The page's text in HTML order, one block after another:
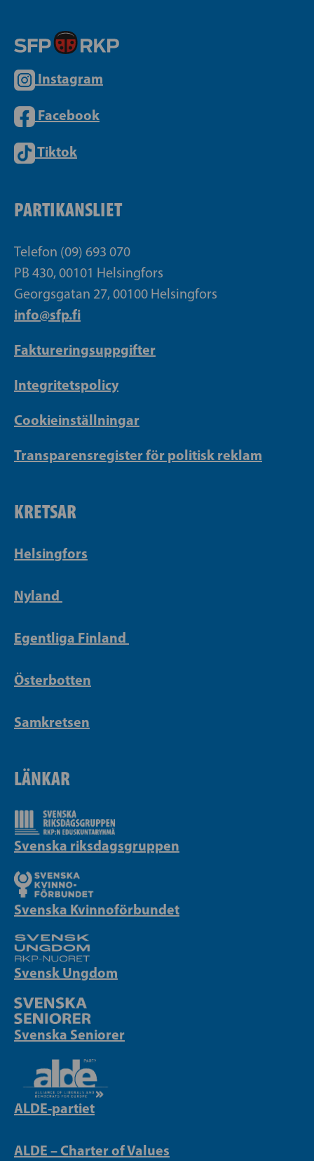
Instagram
Facebook
Tiktok
PARTIKANSLIET
Telefon (09) 693 070
PB 430, 00101 Helsingfors
Georgsgatan 27, 00100 Helsingfors
info@sfp.fi
Faktureringsuppgifter
Integritetspolicy
Cookieinställningar
Transparensregister för politisk reklam
KRETSAR
Helsingfors
Nyland
Egentliga Finland
Österbotten
Samkretsen
LÄNKAR
Svenska riksdagsgruppen
Svenska Kvinnoförbundet
Svensk Ungdom
Svenska Seniorer
ALDE-partiet
ALDE – Charter of Values